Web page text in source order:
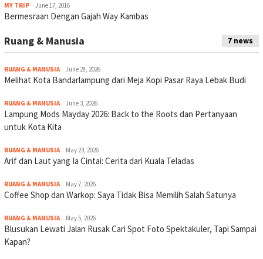
MY TRIP June 17, 2016
Bermesraan Dengan Gajah Way Kambas
Ruang & Manusia 7 news
RUANG & MANUSIA June 28, 2026
Melihat Kota Bandarlampung dari Meja Kopi Pasar Raya Lebak Budi
RUANG & MANUSIA June 3, 2026
Lampung Mods Mayday 2026: Back to the Roots dan Pertanyaan
untuk Kota Kita
RUANG & MANUSIA May 23, 2026
Arif dan Laut yang Ia Cintai: Cerita dari Kuala Teladas
RUANG & MANUSIA May 7, 2026
Coffee Shop dan Warkop: Saya Tidak Bisa Memilih Salah Satunya
RUANG & MANUSIA May 5, 2026
Blusukan Lewati Jalan Rusak Cari Spot Foto Spektakuler, Tapi Sampai
Kapan?